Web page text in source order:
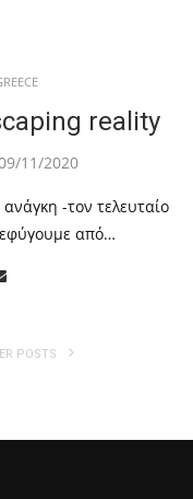
reality
11/2020
-τον τελευταίο
από…
POSTS